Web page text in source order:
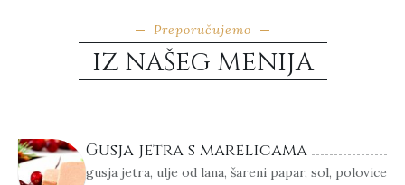
Preporučujemo
IZ NAŠEG MENIJA
Gusja jetra s marelicama
gusja jetra, ulje od lana, šareni papar, sol, polovice